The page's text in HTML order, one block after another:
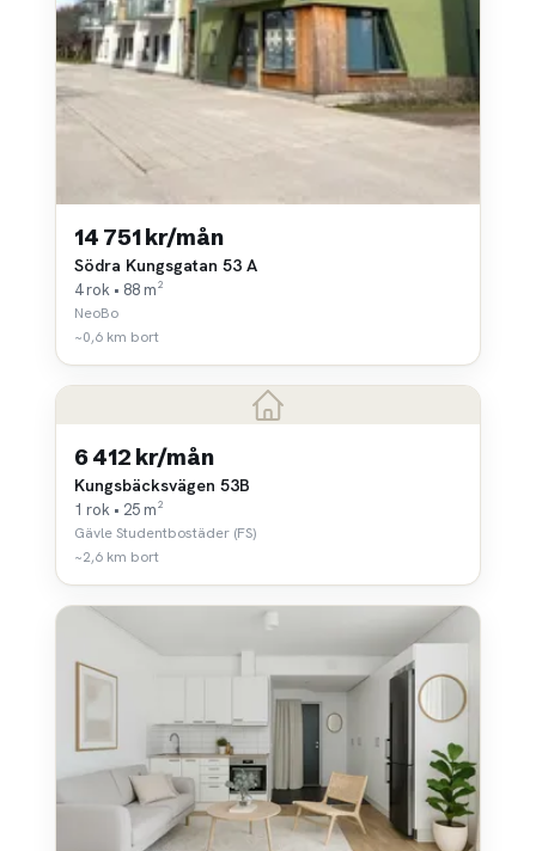
14 751 kr/mån
Södra Kungsgatan 53 A
4 rok • 88 m²
NeoBo
~0,6 km bort
6 412 kr/mån
Kungsbäcksvägen 53B
1 rok • 25 m²
Gävle Studentbostäder (FS)
~2,6 km bort